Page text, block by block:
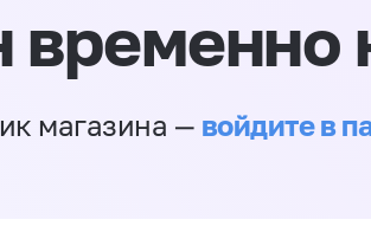
временно
магазина — войдите в